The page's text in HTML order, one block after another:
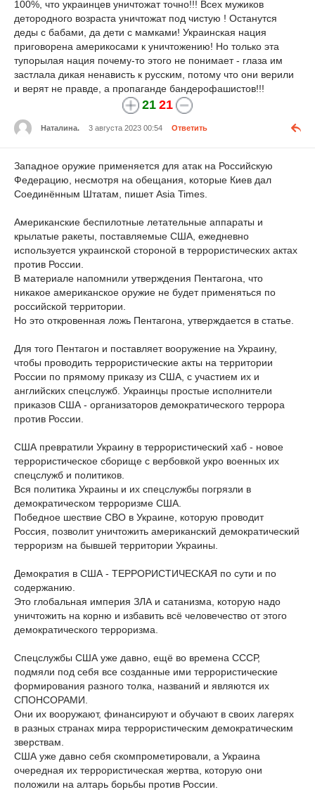
100%, что украинцев уничтожат точно!!! Всех мужиков
детородного возраста уничтожат под чистую ! Останутся
деды с бабами, да дети с мамками! Украинская нация
приговорена америкосами к уничтожению! Но только эта
тупорылая нация почему-то этого не понимает - глаза им
застлала дикая ненависть к русским, потому что они верили
и верят не правде, а пропаганде бандерофашистов!!!
21 21
Наталина. 3 августа 2023 00:54 Ответить
Западное оружие применяется для атак на Российскую
Федерацию, несмотря на обещания, которые Киев дал
Соединённым Штатам, пишет Asia Times.
Американские беспилотные летательные аппараты и
крылатые ракеты, поставляемые США, ежедневно
используется украинской стороной в террористических актах
против России.
В материале напомнили утверждения Пентагона, что
никакое американское оружие не будет применяться по
российской территории.
Но это откровенная ложь Пентагона, утверждается в статье.
Для того Пентагон и поставляет вооружение на Украину,
чтобы проводить террористические акты на территории
России по прямому приказу из США, с участием их и
английских спецслужб. Украинцы простые исполнители
приказов США - организаторов демократического террора
против России.
США превратили Украину в террористический хаб - новое
террористическое сборище с вербовкой укро военных их
спецслужб и политиков.
Вся политика Украины и их спецслужбы погрязли в
демократическом терроризме США.
Победное шествие СВО в Украине, которую проводит
Россия, позволит уничтожить американский демократический
терроризм на бывшей территории Украины.
Демократия в США - ТЕРРОРИСТИЧЕСКАЯ по сути и по
содержанию.
Это глобальная империя ЗЛА и сатанизма, которую надо
уничтожить на корню и избавить всё человечество от этого
демократического терроризма.
Спецслужбы США уже давно, ещё во времена СССР,
подмяли под себя все созданные ими террористические
формирования разного толка, названий и являются их
СПОНСОРАМИ.
Они их вооружают, финансируют и обучают в своих лагерях
в разных странах мира террористическим демократическим
зверствам.
США уже давно себя скомпрометировали, а Украина
очередная их террористическая жертва, которую они
положили на алтарь борьбы против России.